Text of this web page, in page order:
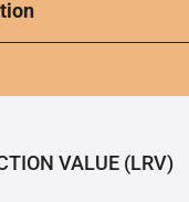
VALUE (LRV)